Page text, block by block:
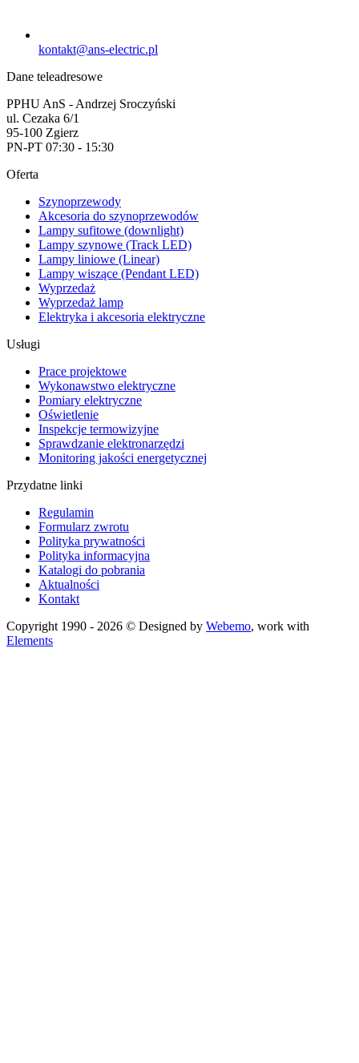
kontakt@ans-electric.pl
Dane teleadresowe
PPHU AnS - Andrzej Sroczyński
ul. Cezaka 6/1
95-100 Zgierz
PN-PT 07:30 - 15:30
Oferta
Szynoprzewody
Akcesoria do szynoprzewodów
Lampy sufitowe (downlight)
Lampy szynowe (Track LED)
Lampy liniowe (Linear)
Lampy wiszące (Pendant LED)
Wyprzedaż
Wyprzedaż lamp
Elektryka i akcesoria elektryczne
Usługi
Prace projektowe
Wykonawstwo elektryczne
Pomiary elektryczne
Oświetlenie
Inspekcje termowizyjne
Sprawdzanie elektronarzędzi
Monitoring jakości energetycznej
Przydatne linki
Regulamin
Formularz zwrotu
Polityka prywatności
Polityka informacyjna
Katalogi do pobrania
Aktualności
Kontakt
Copyright 1990 - 2026 © Designed by Webemo, work with
Elements